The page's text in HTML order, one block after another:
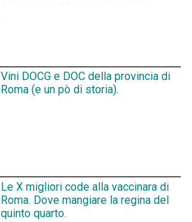
Vini DOCG e DOC della provincia di
Roma (e un pò di storia).
Le X migliori code alla vaccinara di
Roma. Dove mangiare la regina del
quinto quarto.